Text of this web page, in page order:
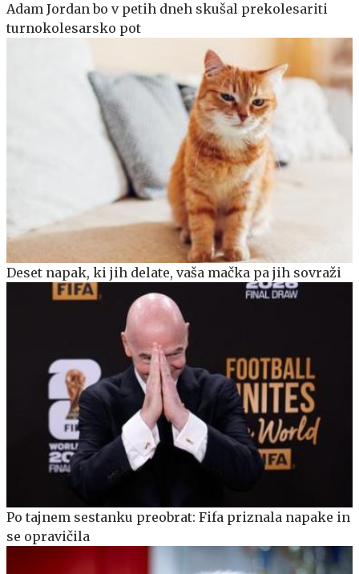
Adam Jordan bo v petih dneh skušal prekolesariti
turnokolesarsko pot
Deset napak, ki jih delate, vaša mačka pa jih sovraži
Po tajnem sestanku preobrat: Fifa priznala napake in
se opravičila